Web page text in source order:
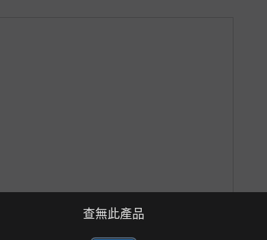
巴威颱風來襲｜臺灣玻璃館提醒您做好防颱
查無此產品